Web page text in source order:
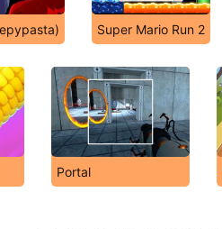
Super Mario Run 2
Portal